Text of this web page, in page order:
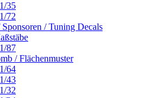
35
72
Sponsoren / Tuning Decals
87
/ Flächenmuster
64
43
32